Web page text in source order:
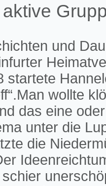
und
startete
wollte
das eine
unter die
die